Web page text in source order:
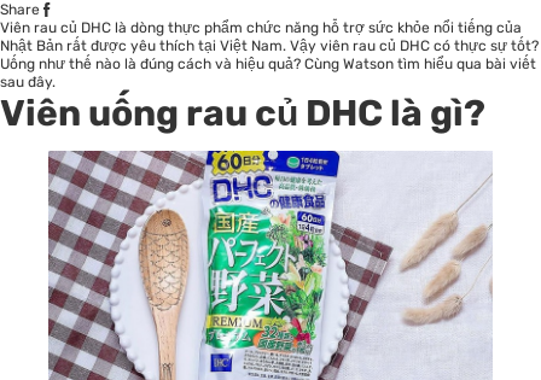
Share
Viên rau củ DHC là dòng thực phẩm chức năng hỗ trợ sức khỏe nổi tiếng của
Nhật Bản rất được yêu thích tại Việt Nam. Vậy viên rau củ DHC có thực sự tốt?
Uống như thế nào là đúng cách và hiệu quả? Cùng Watson tìm hiểu qua bài viết
sau đây.
Viên uống rau củ DHC là gì?